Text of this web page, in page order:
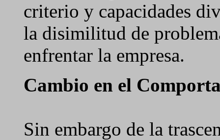
criterio y capacidades
la disimilitud de
enfrentar la empresa.
Cambio en el
Sin embargo de la